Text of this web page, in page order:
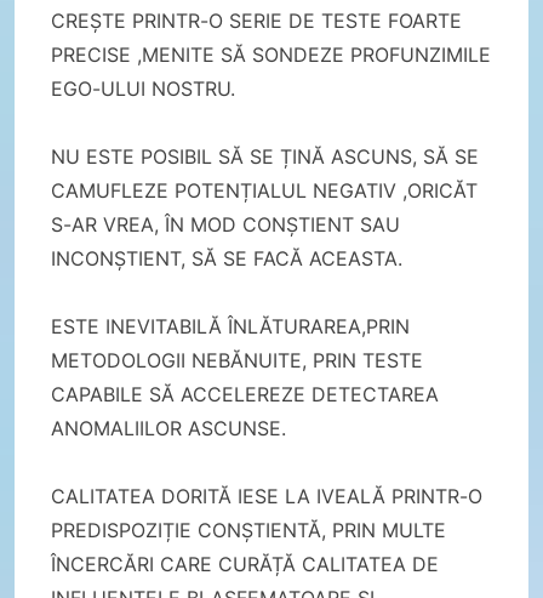
CREȘTE PRINTR-O SERIE DE TESTE FOARTE
PRECISE ,MENITE SĂ SONDEZE PROFUNZIMILE
EGO-ULUI NOSTRU.
NU ESTE POSIBIL SĂ SE ȚINĂ ASCUNS, SĂ SE
CAMUFLEZE POTENȚIALUL NEGATIV ,ORICĂT
S-AR VREA, ÎN MOD CONȘTIENT SAU
INCONȘTIENT, SĂ SE FACĂ ACEASTA.
ESTE INEVITABILĂ ÎNLĂTURAREA,PRIN
METODOLOGII NEBĂNUITE, PRIN TESTE
CAPABILE SĂ ACCELEREZE DETECTAREA
ANOMALIILOR ASCUNSE.
CALITATEA DORITĂ IESE LA IVEALĂ PRINTR-O
PREDISPOZIȚIE CONȘTIENTĂ, PRIN MULTE
ÎNCERCĂRI CARE CURĂȚĂ CALITATEA DE